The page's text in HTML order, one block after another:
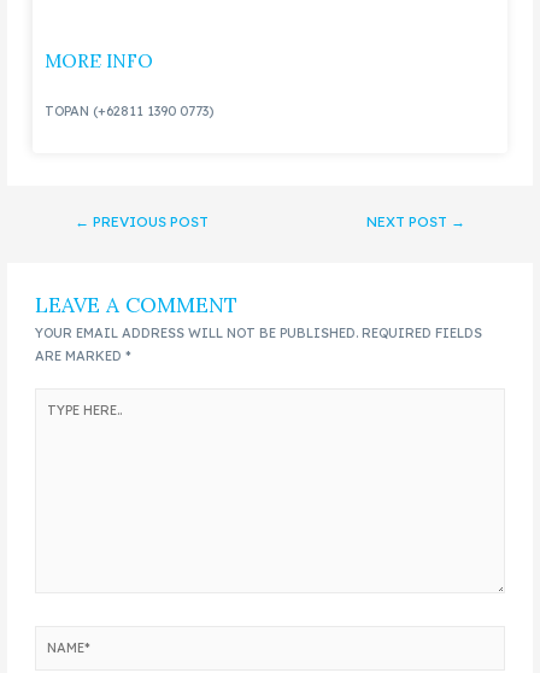
MORE INFO
TOPAN (+62811 1390 0773)
← PREVIOUS POST NEXT POST →
LEAVE A COMMENT
YOUR EMAIL ADDRESS WILL NOT BE PUBLISHED. REQUIRED FIELDS
ARE MARKED*